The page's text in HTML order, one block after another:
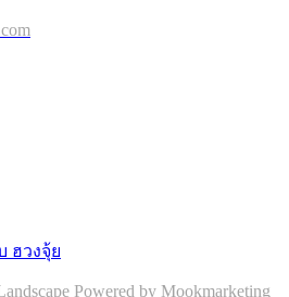
ฮวงจุ้ย
Powered by Mookmarketing